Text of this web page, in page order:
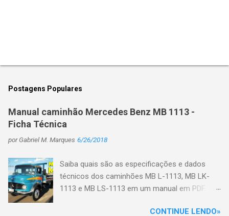
t
u
m
o
e
n
t
á
r
Postagens Populares
Manual caminhão Mercedes Benz MB 1113 -
Ficha Técnica
porGabriel M. Marques 6/26/2018
Saiba quais são as especificações e dados
técnicos dos caminhões MB L-1113, MB LK-
1113 e MB LS-1113 em um manual em PDF.
caminhão: No início de 1970 o motor de injeção
CONTINUE LENDO»